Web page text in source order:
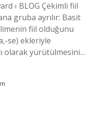
› BLOG Çekimli fiil
gruba ayrılır: Basit
fiil olduğunu
se) ekleriyle
olarak yürütülmesini…